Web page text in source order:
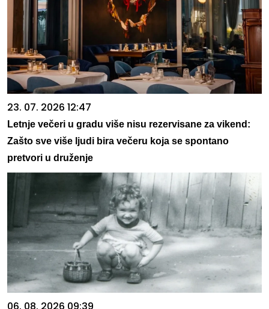
23. 07. 2026 12:47
Letnje večeri u gradu više nisu rezervisane za vikend:
Zašto sve više ljudi bira večeru koja se spontano
pretvori u druženje